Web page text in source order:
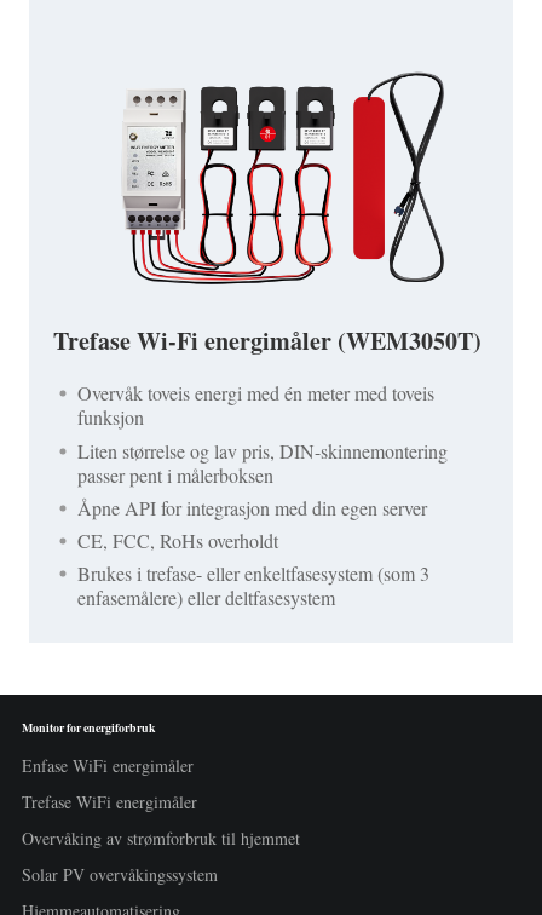
Trefase Wi-Fi energimåler (WEM3050T)
Overvåk toveis energi med én meter med toveis
funksjon
Liten størrelse og lav pris, DIN-skinnemontering
passer pent i målerboksen
Åpne API for integrasjon med din egen server
CE, FCC, RoHs overholdt
Brukes i trefase- eller enkeltfasesystem (som 3
enfasemålere) eller deltfasesystem
Monitor for energiforbruk
Enfase WiFi energimåler
Trefase WiFi energimåler
Overvåking av strømforbruk til hjemmet
Solar PV overvåkingssystem